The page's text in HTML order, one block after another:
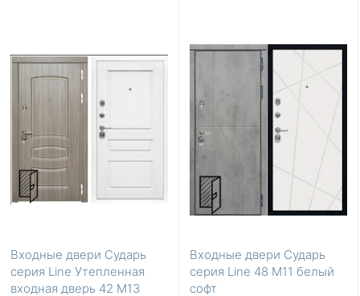
Входные двери Сударь
серия Line Утепленная
входная дверь 42 М13
Входные двери Сударь
серия Line 48 М11 белый
софт